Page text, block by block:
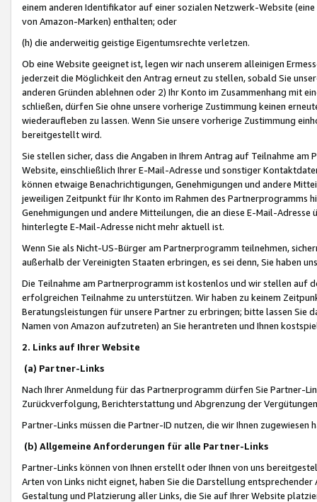
einem anderen Identifikator auf einer sozialen Netzwerk-Website
von Amazon-Marken) enthalten; oder
(h) die anderweitig geistige Eigentumsrechte verletzen.
Ob eine Website geeignet ist, legen wir nach unserem alleinigen
jederzeit die Möglichkeit den Antrag erneut zu stellen, sobald Sie
anderen Gründen ablehnen oder 2) Ihr Konto im Zusammenhang mit
schließen, dürfen Sie ohne unsere vorherige Zustimmung keinen
wiederaufleben zu lassen. Wenn Sie unsere vorherige Zustimmung
bereitgestellt wird.
Sie stellen sicher, dass die Angaben in Ihrem Antrag auf Teilnahme
Website, einschließlich Ihrer E-Mail-Adresse und sonstiger
können etwaige Benachrichtigungen, Genehmigungen und andere
jeweiligen Zeitpunkt für Ihr Konto im Rahmen des Partnerprogramms
Genehmigungen und andere Mitteilungen, die an diese E-Mail-
hinterlegte E-Mail-Adresse nicht mehr aktuell ist.
Wenn Sie als Nicht-US-Bürger am Partnerprogramm teilnehmen,
außerhalb der Vereinigten Staaten erbringen, es sei denn, Sie haben
Die Teilnahme am Partnerprogramm ist kostenlos und wir stellen auf
erfolgreichen Teilnahme zu unterstützen. Wir haben zu keinem
Beratungsleistungen für unsere Partner zu erbringen; bitte lassen Sie
Namen von Amazon aufzutreten) an Sie herantreten und Ihnen
2. Links auf Ihrer Website
(a) Partner-Links
Nach Ihrer Anmeldung für das Partnerprogramm dürfen Sie Partner-
Zurückverfolgung, Berichterstattung und Abgrenzung der
Partner-Links müssen die Partner-ID nutzen, die wir Ihnen zugewiesen
(b) Allgemeine Anforderungen für alle Partner-Links
Partner-Links können von Ihnen erstellt oder Ihnen von uns
Arten von Links nicht eignet, haben Sie die Darstellung
Gestaltung und Platzierung aller Links, die Sie auf Ihrer Website